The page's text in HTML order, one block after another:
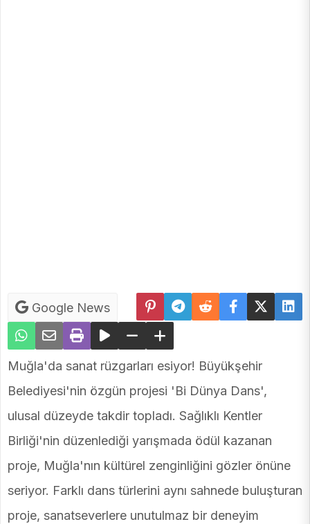
Google News
Muğla'da sanat rüzgarları esiyor! Büyükşehir
Belediyesi'nin özgün projesi 'Bi Dünya Dans',
ulusal düzeyde takdir topladı. Sağlıklı Kentler
Birliği'nin düzenlediği yarışmada ödül kazanan
proje, Muğla'nın kültürel zenginliğini gözler önüne
seriyor. Farklı dans türlerini aynı sahnede buluşturan
proje, sanatseverlere unutulmaz bir deneyim